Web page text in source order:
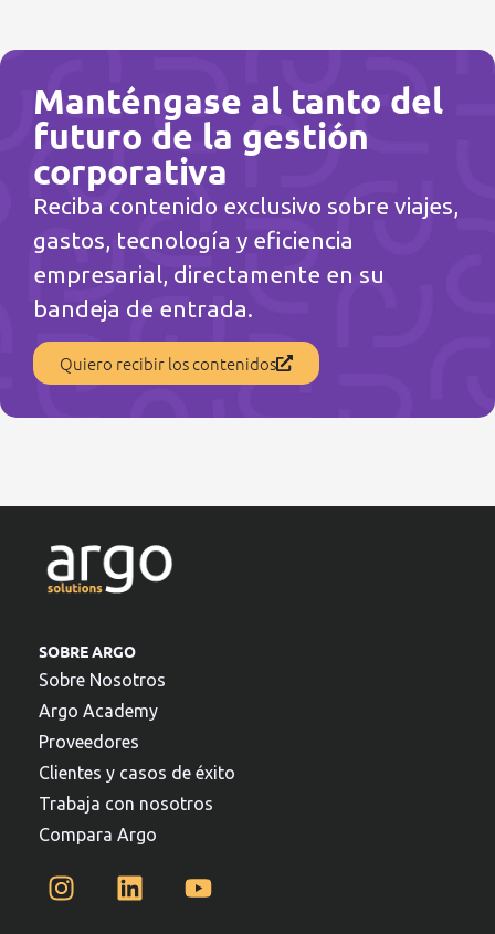
Manténgase al tanto del
futuro de la gestión
corporativa
Reciba contenido exclusivo sobre viajes,
gastos, tecnología y eficiencia
empresarial, directamente en su
bandeja de entrada.
Quiero recibir los contenidos
SOBRE ARGO
Sobre Nosotros
Argo Academy
Proveedores
Clientes y casos de éxito
Trabaja con nosotros
Compara Argo